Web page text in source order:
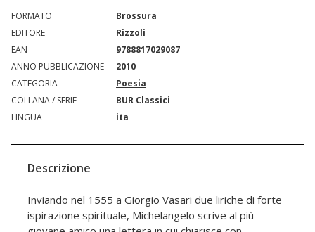
FORMATO
Brossura
EDITORE
Rizzoli
EAN
9788817029087
ANNO PUBBLICAZIONE
2010
CATEGORIA
Poesia
COLLANA / SERIE
BUR Classici
LINGUA
ita
Descrizione
Inviando nel 1555 a Giorgio Vasari due liriche di forte
ispirazione spirituale, Michelangelo scrive al più